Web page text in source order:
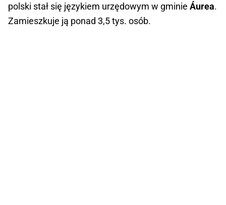
polski stał się językiem urzędowym w gminie Áurea.
Zamieszkuje ją ponad 3,5 tys. osób.